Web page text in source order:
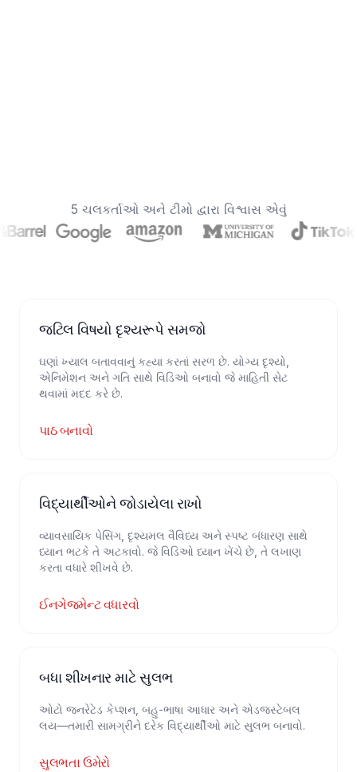
5 ચલકર્તાઓ અને ટીમો દ્વારા વિશ્વાસ એવું
જટિલ વિષયો દૃશ્યરૂપે સમજો
ઘણાં ખ્યાલ બતાવવાનું કહ્યા કરતાં સરળ છે. યોગ્ય દૃશ્યો,
એનિમેશન અને ગતિ સાથે વિડિઓ બનાવો જે માહિતી સેટ
થવામાં મદદ કરે છે.
પાઠ બનાવો
વિદ્યાર્થીઓને જોડાયેલા રાખો
વ્યાવસાયિક પેસિંગ, દૃશ્યમલ વૈવિધ્ય અને સ્પષ્ટ બંધારણ સાથે
ધ્યાન ભટકે તે અટકાવો. જે વિડિઓ ધ્યાન ખેંચે છે, તે લખાણ
કરતા વધારે શીખવે છે.
ઈનગેજમેન્ટ વધારવો
બધા શીખનાર માટે સુલભ
ઓટો જનરેટેડ કેપ્શન, બહુ-ભાષા આધાર અને એડજસ્ટેબલ
લય—તમારી સામગ્રીને દરેક વિદ્યાર્થીઓ માટે સુલભ બનાવો.
સુલભતા ઉમેરો